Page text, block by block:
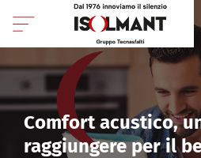
Comfort acustico,
raggiungere per il